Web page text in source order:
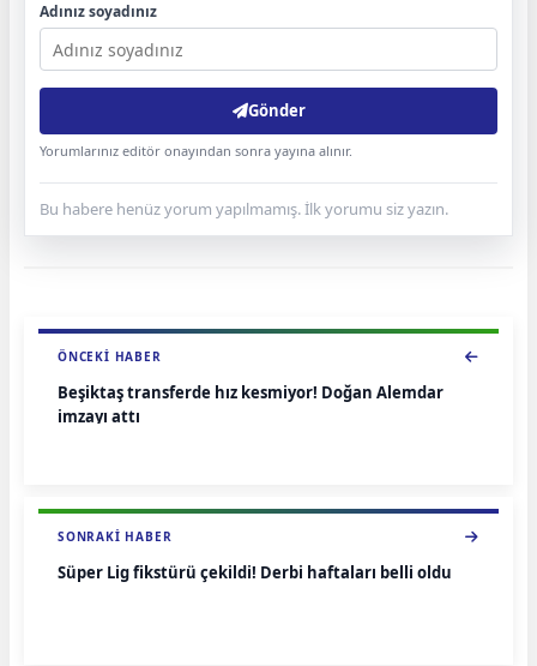
Adınız soyadınız
Gönder
Yorumlarınız editör onayından sonra yayına alınır.
Bu habere henüz yorum yapılmamış. İlk yorumu siz yazın.
ÖNCEKI HABER
Beşiktaş transferde hız kesmiyor! Doğan Alemdar
imzayı attı
SONRAKI HABER
Süper Lig fikstürü çekildi! Derbi haftaları belli oldu